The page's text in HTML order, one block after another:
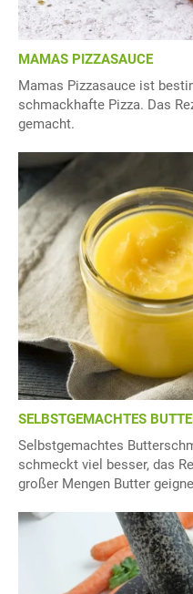
MAMAS PIZZASAUCE
Mamas Pizzasauce ist
schmackhafte Pizza. Das
gemacht.
SELBSTGEMACHTES
Selbstgemachtes
schmeckt viel besser, das
großer Mengen Butter